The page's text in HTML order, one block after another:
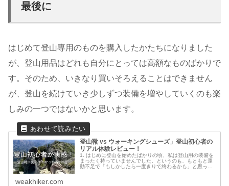
最後に
はじめて登山専用のものを購入したかたちになりました
が、登山用品はどれも自分にとっては高額なものばかりで
す。そのため、いきなり買いそろえることはできません
が、登山を続けていき少しずつ装備を増やしていくのも楽
しみの一つではないかと思います。
登山靴 vs ウォーキングシューズ」登山初心者の
リアル体験レビュー！
1. はじめに登山を始めたばかりの頃、私は登山用の装備を
まったく持っていませんでした。というのも、もともと運
動不足で「もしかしたら一度きりで終わるかも」と思って
weakhiker.com